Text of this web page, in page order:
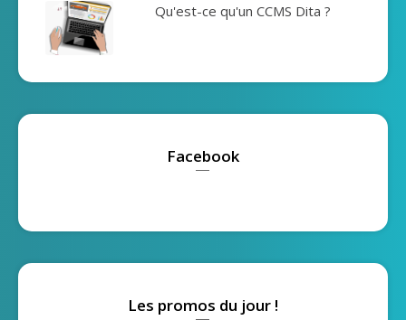
Qu'est-ce qu'un CCMS Dita ?
Facebook
Les promos du jour !